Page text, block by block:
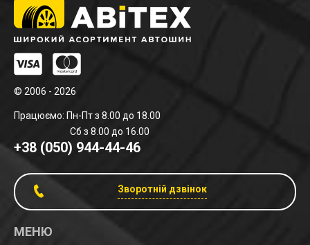
© 2006 - 2026
Працюємо: Пн-Пт з 8.00 до 18.00
Сб з 8.00 до 16.00
+38 (050) 944-44-46
Зворотній дзвінок
МЕНЮ